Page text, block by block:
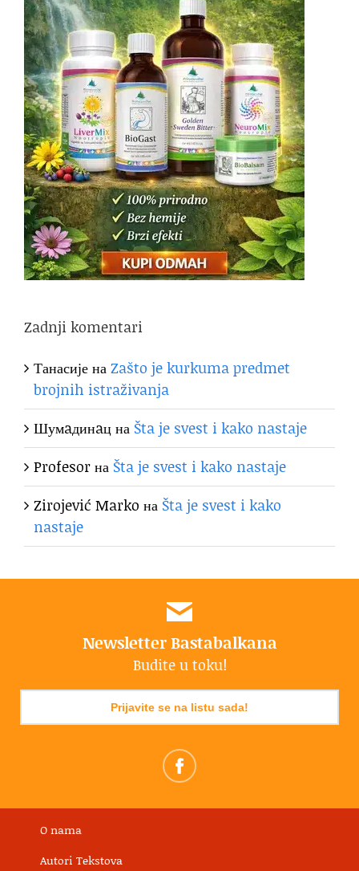
Zadnji komentari
ТанасијенаZašto je kurkuma predmet
brojnih istraživanja
Шумaдинaцна Šta je svest i kako nastaje
Profesorна Šta je svest i kako nastaje
Zirojević Marko на Šta je svest i kako
nastaje
Newsletter Bastabalkana
Budite u toku!
Prijavite se na listu sada!
O nama
Autori Tekstova